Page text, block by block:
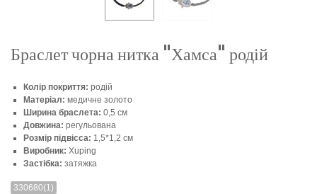
Браслет чорна нитка "Хамса" родій
Колір покриття: родій
Матеріал: медичне золото
Ширина браслета: 0,5 см
Довжина: регульована
Розмір підвісса: 1,5*1,2 см
Виробник: Xuping
Застібка: затяжка
330680(1)